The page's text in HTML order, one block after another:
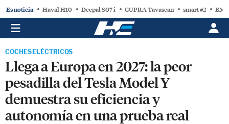
Es noticia Haval H10 Deepal S07 i CUPRA Tavascan smart #2
COCHES ELÉCTRICOS
Llega a Europa en 2027: la peor
pesadilla del Tesla Model Y
demuestra su eficiencia y
autonomía en una prueba real